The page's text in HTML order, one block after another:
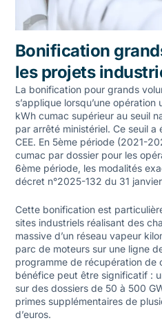
Bonification
les projets
La bonification pour grands
s’applique lorsqu’une
kWh cumac supérieur au seuil
par arrêté ministériel. Ce seuil
CEE. En 5ème période (2021-
cumac par dossier pour les
6ème période, les modalités
décret n°2025-132 du 31
Cette bonification est
sites industriels réalisant des
massive d’un réseau vapeur
parc de moteurs sur une ligne
programme de récupération de
bénéfice peut être significatif :
sur des dossiers de 50 à 500
primes supplémentaires de
d’euros.